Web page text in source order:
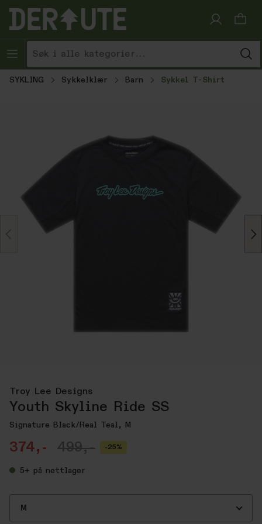
Hopp til innhold
SYKLING Sykkelklær Barn Sykkel T-Shirt
Troy Lee Designs
Youth Skyline Ride SS
Signature Black/Real Teal, M
374,- 499,- -25%
5+ på nettlager
M